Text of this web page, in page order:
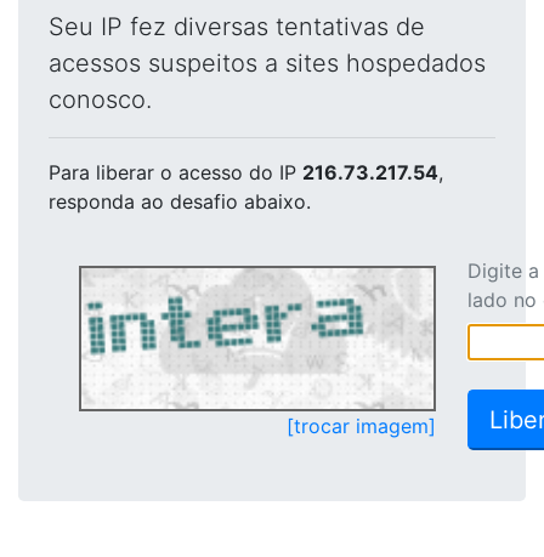
Seu IP fez diversas tentativas de
acessos suspeitos a sites hospedados
conosco.
Para liberar o acesso do IP 216.73.217.54,
responda ao desafio abaixo.
[trocar imagem]
Digite
lado no